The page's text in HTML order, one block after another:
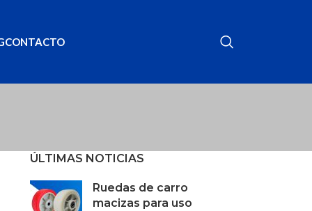
CONTACTO
ÚLTIMAS NOTICIAS
Ruedas de carro
macizas para uso